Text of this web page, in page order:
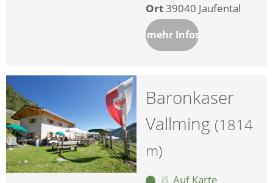
Ort39040 Jaufental
mehr Infos
Baronkaser
Vallming (1814
m)
Auf Karte